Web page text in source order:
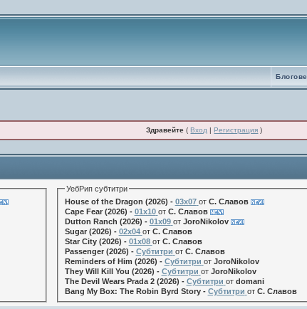
Блогове
Здравейте (Вход |Регистрация )
УебРип субтитри
House of the Dragon (2026) - 03x07 от С. Славов
Cape Fear (2026) - 01x10 от С. Славов
Dutton Ranch (2026) - 01x09 от JoroNikolov
Sugar (2026) - 02x04 от С. Славов
Star City (2026) - 01x08 от С. Славов
Passenger (2026) - Субтитри от С. Славов
Reminders of Him (2026) - Субтитри от JoroNikolov
They Will Kill You (2026) - Субтитри от JoroNikolov
The Devil Wears Prada 2 (2026) - Субтитри от domani
Bang My Box: The Robin Byrd Story - Субтитри от С. Славов